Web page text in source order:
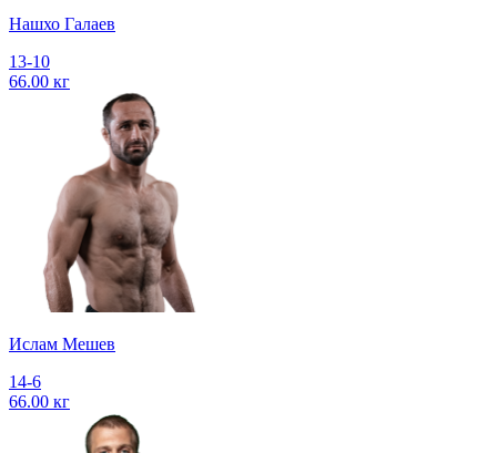
Нашхо Галаев
13-10
66.00 кг
Ислам Мешев
14-6
66.00 кг